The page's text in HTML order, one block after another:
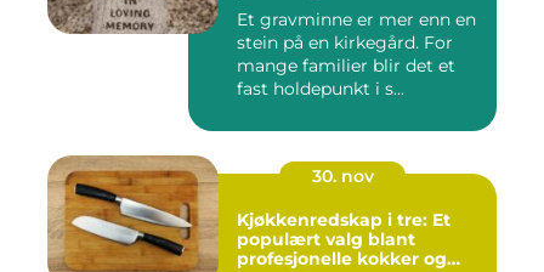
Et gravminne er mer enn en
stein på en kirkegård. For
mange familier blir det et
fast holdepunkt i s...
30. nov
Kjøkkenredskap i tre: Et
populært valg blant
profesjonelle kokker og